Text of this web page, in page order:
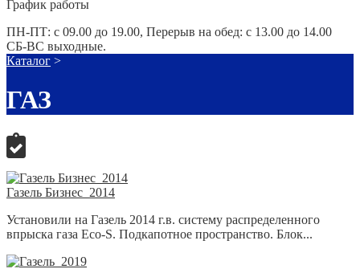
График работы
ПН-ПТ: с 09.00 до 19.00, Перерыв на обед: с 13.00 до 14.00
СБ-ВС выходные.
Каталог >
ГАЗ
Газель Бизнес_2014
Установили на Газель 2014 г.в. систему распределенного
впрыска газа Eco-S. Подкапотное пространство. Блок...